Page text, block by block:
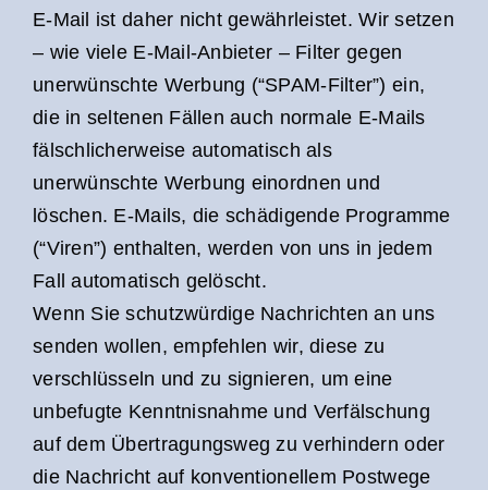
E-Mail ist daher nicht gewährleistet. Wir setzen
– wie viele E-Mail-Anbieter – Filter gegen
unerwünschte Werbung (“SPAM-Filter”) ein,
die in seltenen Fällen auch normale E-Mails
fälschlicherweise automatisch als
unerwünschte Werbung einordnen und
löschen. E-Mails, die schädigende Programme
(“Viren”) enthalten, werden von uns in jedem
Fall automatisch gelöscht.
Wenn Sie schutzwürdige Nachrichten an uns
senden wollen, empfehlen wir, diese zu
verschlüsseln und zu signieren, um eine
unbefugte Kenntnisnahme und Verfälschung
auf dem Übertragungsweg zu verhindern oder
die Nachricht auf konventionellem Postwege